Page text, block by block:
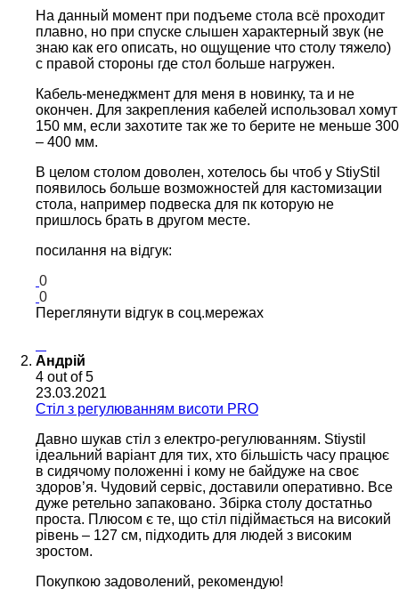
На данный момент при подъеме стола всё проходит
плавно, но при спуске слышен характерный звук (не
знаю как его описать, но ощущение что столу тяжело)
с правой стороны где стол больше нагружен.
Кабель-менеджмент для меня в новинку, та и не
окончен. Для закрепления кабелей использовал хомут
150 мм, если захотите так же то берите не меньше 300
– 400 мм.
В целом столом доволен, хотелось бы чтоб у StiyStil
появилось больше возможностей для кастомизации
стола, например подвеска для пк которую не
пришлось брать в другом месте.
посилання на відгук:
0
0
Переглянути відгук в соц.мережах
Андрій
4 out of 5
23.03.2021
Cтіл з регулюванням висоти PRO
Давно шукав стіл з електро-регулюванням. Stiystil
ідеальний варіант для тих, хто більшість часу працює
в сидячому положенні і кому не байдуже на своє
здоров’я. Чудовий сервіс, доставили оперативно. Все
дуже ретельно запаковано. Збірка столу достатньо
проста. Плюсом є те, що стіл підіймається на високий
рівень – 127 см, підходить для людей з високим
зростом.
Покупкою задоволений, рекомендую!